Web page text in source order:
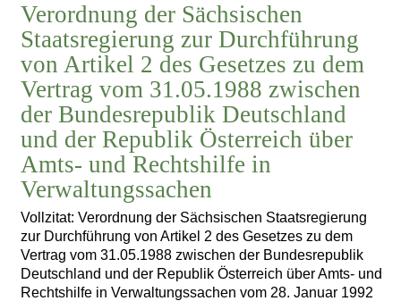
Verordnung der Sächsischen
Staatsregierung zur Durchführung
von Artikel 2 des Gesetzes zu dem
Vertrag vom 31.05.1988 zwischen
der Bundesrepublik Deutschland
und der Republik Österreich über
Amts- und Rechtshilfe in
Verwaltungssachen
Vollzitat: Verordnung der Sächsischen Staatsregierung
zur Durchführung von Artikel 2 des Gesetzes zu dem
Vertrag vom 31.05.1988 zwischen der Bundesrepublik
Deutschland und der Republik Österreich über Amts- und
Rechtshilfe in Verwaltungssachen vom 28. Januar 1992